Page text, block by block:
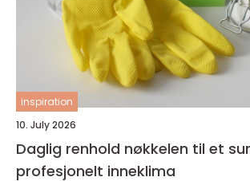
inspiration
10. July 2026
Daglig renhold nøkkelen til et sunt og
profesjonelt inneklima